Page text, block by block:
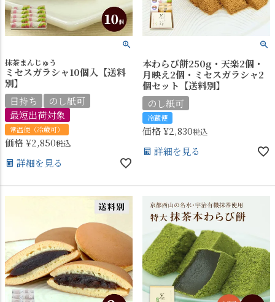
抹茶まんじゅう
ミセスガラシャ10個入【送料
別】
日持ち
のし紙可
最短出荷対象
常温便（冷蔵可）
価格¥2,850税込
詳細を見る
本わらび餅250g・天楽2個・
月映え2個・ミセスガラシャ2
個セット【送料別】
のし紙可
冷蔵便
価格¥2,830税込
詳細を見る